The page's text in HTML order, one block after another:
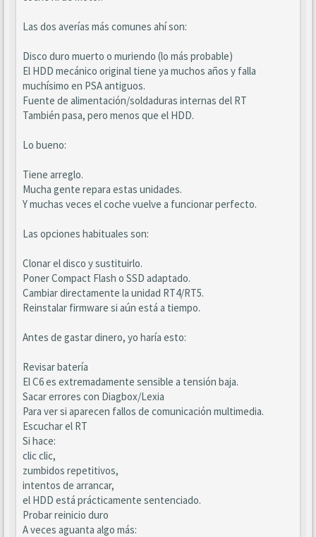
Las dos averías más comunes ahí son:
Disco duro muerto o muriendo (lo más probable)
El HDD mecánico original tiene ya muchos años y falla
muchísimo en PSA antiguos.
Fuente de alimentación/soldaduras internas del RT
También pasa, pero menos que el HDD.
Lo bueno:
Tiene arreglo.
Mucha gente repara estas unidades.
Y muchas veces el coche vuelve a funcionar perfecto.
Las opciones habituales son:
Clonar el disco y sustituirlo.
Poner Compact Flash o SSD adaptado.
Cambiar directamente la unidad RT4/RT5.
Reinstalar firmware si aún está a tiempo.
Antes de gastar dinero, yo haría esto:
Revisar batería
El C6 es extremadamente sensible a tensión baja.
Sacar errores con Diagbox/Lexia
Para ver si aparecen fallos de comunicación multimedia.
Escuchar el RT
Si hace:
clic clic,
zumbidos repetitivos,
intentos de arrancar,
el HDD está prácticamente sentenciado.
Probar reinicio duro
A veces aguanta algo más: